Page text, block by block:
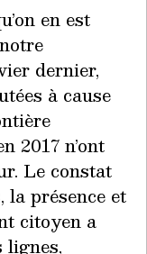
en est
dernier,
à cause
2017 n’ont
Le constat
présence et
citoyen a
lignes,